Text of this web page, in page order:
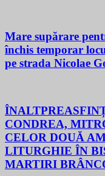
Mare supărare
închis temporar
pe strada Nicolae
CONDREA,
CELOR DOUĂ
LITURGHIE ÎN
MARTIRI